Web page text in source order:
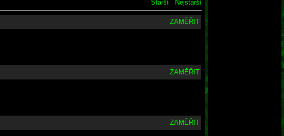
Starší Nejstarší
ZAMĚŘIT
ZAMĚŘIT
ZAMĚŘIT